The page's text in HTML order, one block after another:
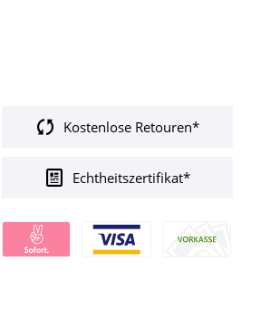
Kostenlose Retouren*
Echtheitszertifikat*